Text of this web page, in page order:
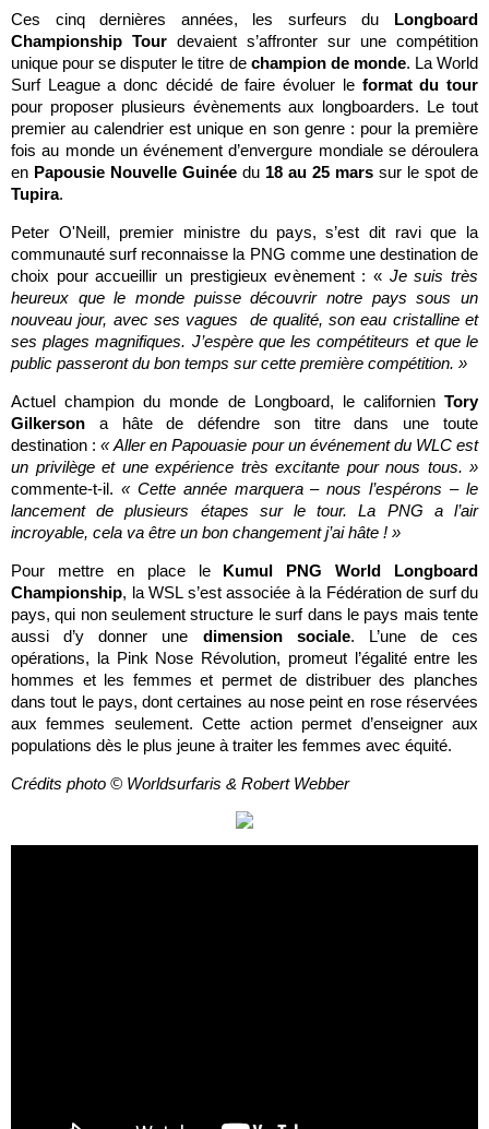
Ces cinq dernières années, les surfeurs du Longboard
Championship Tour devaient s’affronter sur une compétition
unique pour se disputer le titre de champion de monde. La World
Surf League a donc décidé de faire évoluer le format du tour
pour proposer plusieurs évènements aux longboarders. Le tout
premier au calendrier est unique en son genre : pour la première
fois au monde un événement d’envergure mondiale se déroulera
en Papousie Nouvelle Guinée du 18 au 25 mars sur le spot de
Tupira.
Peter O'Neill, premier ministre du pays, s’est dit ravi que la
communauté surf reconnaisse la PNG comme une destination de
choix pour accueillir un prestigieux evènement : «Je suis très
heureux que le monde puisse découvrir notre pays sous un
nouveau jour, avec ses vagues de qualité, son eau cristalline et
ses plages magnifiques. J’espère que les compétiteurs et que le
public passeront du bon temps sur cette première compétition. »
Actuel champion du monde de Longboard, le californien Tory
Gilkerson a hâte de défendre son titre dans une toute
destination :« Aller en Papouasie pour un événement du WLC est
un privilège et une expérience très excitante pour nous tous. »
commente-t-il. « Cette année marquera – nous l’espérons – le
lancement de plusieurs étapes sur le tour. La PNG a l’air
incroyable, cela va être un bon changement j’ai hâte ! »
Pour mettre en place le Kumul PNG World Longboard
Championship, la WSL s’est associée à la Fédération de surf du
pays, qui non seulement structure le surf dans le pays mais tente
aussi d’y donner une dimension sociale. L’une de ces
opérations, la Pink Nose Révolution, promeut l’égalité entre les
hommes et les femmes et permet de distribuer des planches
dans tout le pays, dont certaines au nose peint en rose réservées
aux femmes seulement. Cette action permet d’enseigner aux
populations dès le plus jeune à traiter les femmes avec équité.
Crédits photo © Worldsurfaris & Robert Webber